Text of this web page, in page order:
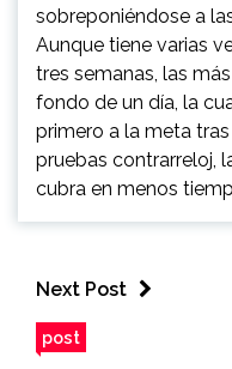
sobreponiéndose a
Aunque tiene varias
tres semanas, las
fondo de un día, la
primero a la meta
pruebas contrarreloj,
cubra en menos
Next Post
post